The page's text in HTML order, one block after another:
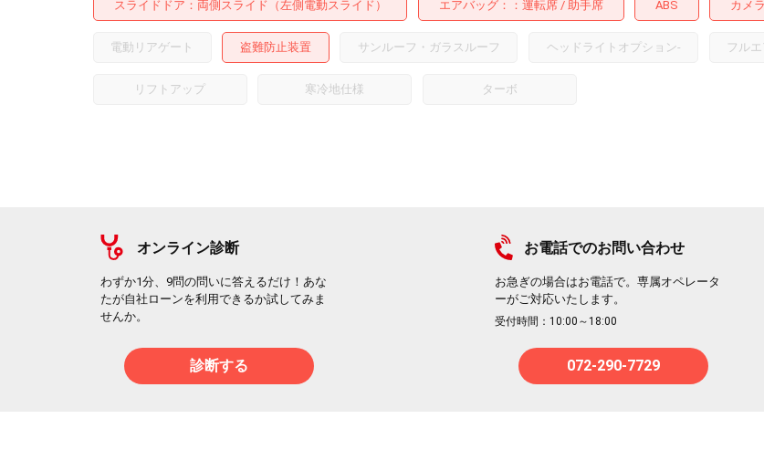
スライドドア 両側スライド（左側電動スライド） エアバッグ： 運転席 助手席 ABS カメラ
電動リアゲート 盗難防止装置 サンルーフ・ガラスルーフ ヘッドライトオプション- フル
リフトアップ 寒冷地仕様 ターボ
オンライン診断
わずか1分、9問の問いに答えるだけ！あな
たが自社ローンを利用できるか試してみま
せんか。
診断する
お電話でのお問い合わせ
お急ぎの場合はお電話で。専属オペレータ
ーがご対応いたします。
受付時間：10:00～18:00
072-290-7729